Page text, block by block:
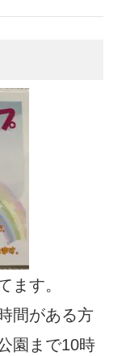
ます。
間がある方
園まで10時